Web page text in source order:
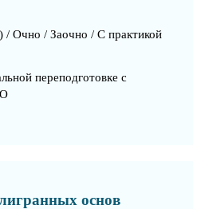
/ Очно / Заочно / С практикой
переподготовке с
основ